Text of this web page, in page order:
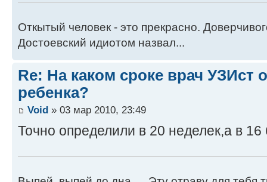
Откытый человек - это прекрасно.
Достоевский идиотом назвал...
Re: На каком сроке врач УЗИст
ребенка?
Void » 03 мар 2010, 23:49
Точно определили в 20 неделек,а в